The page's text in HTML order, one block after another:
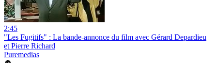
2:45
"Les Fugitifs" : La bande-annonce du film avec Gérard Depardieu
et Pierre Richard
Puremedias